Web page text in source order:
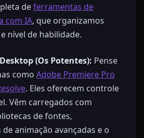
deferramentas de
com IA, que organizamos
nível de habilidade.
(Os Potentes): Pense
como Adobe Premiere Pro
. Eles oferecem controle
Vêm carregados com
de fontes,
animação avançadas e o